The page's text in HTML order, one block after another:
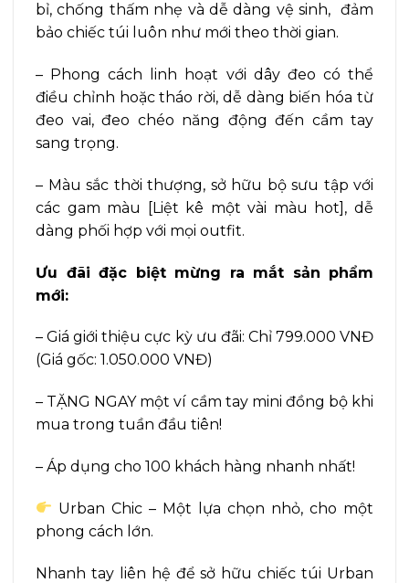
bỉ, chống thấm nhẹ và dễ dàng vệ sinh, đảm
bảo chiếc túi luôn như mới theo thời gian.
– Phong cách linh hoạt với dây đeo có thể
điều chỉnh hoặc tháo rời, dễ dàng biến hóa từ
đeo vai, đeo chéo năng động đến cầm tay
sang trọng.
– Màu sắc thời thượng, sở hữu bộ sưu tập với
các gam màu [Liệt kê một vài màu hot], dễ
dàng phối hợp với mọi outfit.
Ưu đãi đặc biệt mừng ra mắt sản phẩm
mới:
– Giá giới thiệu cực kỳ ưu đãi: Chỉ 799.000 VNĐ
(Giá gốc: 1.050.000 VNĐ)
– TẶNG NGAY một ví cầm tay mini đồng bộ khi
mua trong tuần đầu tiên!
– Áp dụng cho 100 khách hàng nhanh nhất!
Urban Chic – Một lựa chọn nhỏ, cho một
phong cách lớn.
Nhanh tay liên hệ để sở hữu chiếc túi Urban